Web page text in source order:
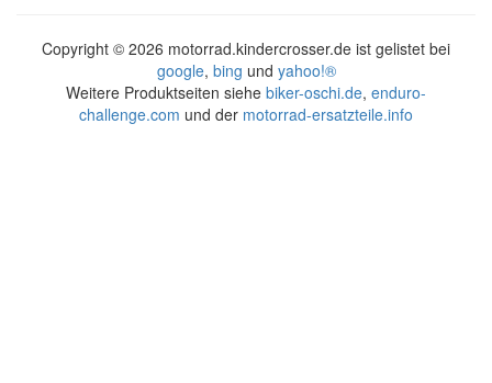
Copyright © 2026 motorrad.kindercrosser.de ist gelistet bei
google, bing und yahoo!®
Weitere Produktseiten siehe biker-oschi.de, enduro-
challenge.com und der motorrad-ersatzteile.info